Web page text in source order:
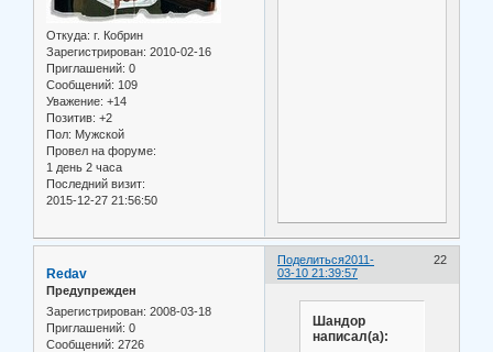
Откуда: г. Кобрин
Зарегистрирован: 2010-02-16
Приглашений: 0
Сообщений: 109
Уважение: +14
Позитив: +2
Пол: Мужской
Провел на форуме:
1 день 2 часа
Последний визит:
2015-12-27 21:56:50
Поделиться 22
2011-
03-10 21:39:57
Redav
Предупрежден
Зарегистрирован: 2008-03-18
Приглашений: 0
Сообщений: 2726
Шандор
написал(а):